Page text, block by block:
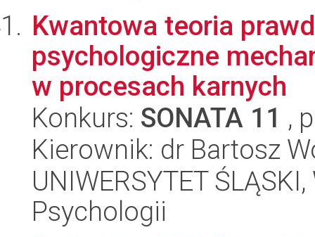
Kwantowa teoria
psychologiczne
w procesach karnych
Konkurs: SONATA 11 ,
Kierownik: dr Bartosz
UNIWERSYTET
Psychologii